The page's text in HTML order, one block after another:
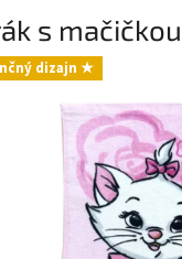
s
dizajn ★